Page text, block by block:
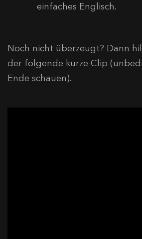
einfaches Englisch.
Noch nicht überzeugt? Dann
der folgende kurze Clip
Ende schauen).